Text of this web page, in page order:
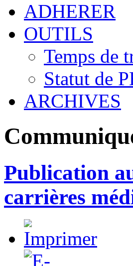
ADHERER
OUTILS
Temps de
Statut de
ARCHIVES
Publication
carrières